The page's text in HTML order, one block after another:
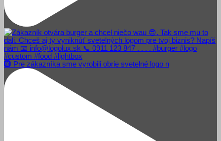
🛞 Pre zákazníka sme vyrobili obrie svetelné logo n